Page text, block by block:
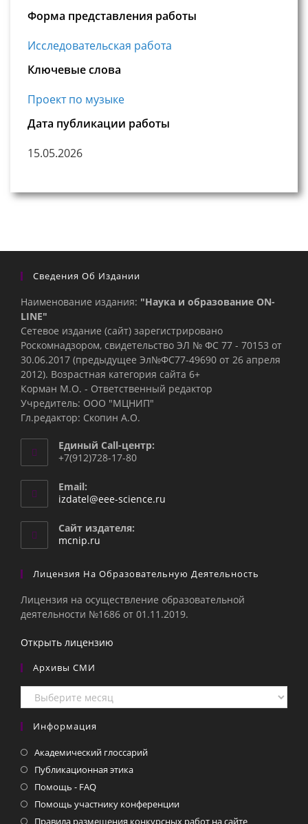
Форма представления работы
Исследовательская работа
Ключевые слова
Проект по музыке
Дата публикации работы
15.05.2026
Сведения Об Издании
Наименование издания: "Наука и образование ON-
LINE"
Сетевое издание (сайт) зарегистрировано
Роскомнадзором, свидетельство ЭЛ № ФС 77 - 70153 от
30.06.2017 (предыдущее Эл№ФC77-49690 от 26 апреля
2012). Возрастная категория сайта 6+
Корман М.О. - Ответственный редактор
Учредитель: ООО "МЦНИП"
Гл.редактор: Скопин А.О.
Единый Call-центр:
+7(912)728-17-80
Email:
izdatel@eee-science.ru
Сайт издателя:
mcnip.ru
Лицензия На Образовательную Деятельность
Лицензия на осуществление образовательной
деятельности №1686 от 01.11.2019.
Открыть лицензию
Архивы СМИ
Архивы
СМИ
Информация
Академический глоссарий
Публикационная этика
Помощь - FAQ
Помощь участнику конференции
Правила размещения конкурсных работ на сайте